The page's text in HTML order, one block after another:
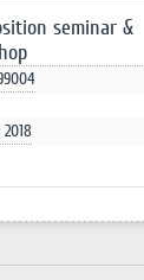
seminar &
2018